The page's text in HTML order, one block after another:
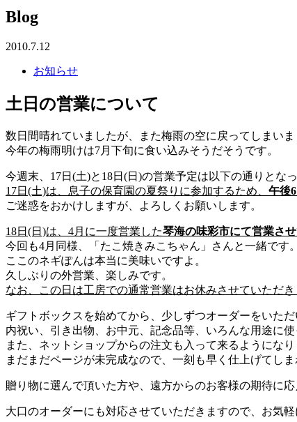
Blog
2010.7.12
お知らせ
土日の営業について
数日間晴れていましたが、また梅雨の空に戻ってしまいま
今年の梅雨明けは7月下旬に食い込みそうだそうです。
今週末、17日(土)と18日(日)の営業予定は以下の通りとなっ
17日(土)は、息子の保育園の夏祭りに参加するため、 午後
ご迷惑をおかけしますが、よろしくお願いします。
18日(日)は、4月に一度営業した琴海の味彩市にて営業させ
今回も4月同様、「たこ焼きみこちゃん」さんと一緒です。
ここのネギぽんは本当に美味いですよ。
久しぶりの外営業、楽しみです。
なお、この日は工房での通常営業はお休みさせていただき
ギフトボックスを始めてから、少しずつオーダーをいただ
内祝い、引き出物、お中元、記念品等、いろんな用途に
また、ネットショップからの注文も入って来るようになり
まだまだページが未完成なので、一刻も早く仕上げてしま
贈り物に選んで頂いた方や、遠方からのお客様の期待に
大口のオーダーにも対応させていただきますので、お気